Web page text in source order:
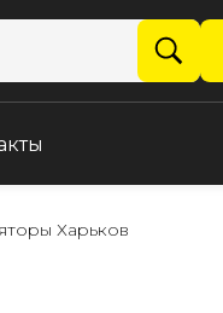
Харьков